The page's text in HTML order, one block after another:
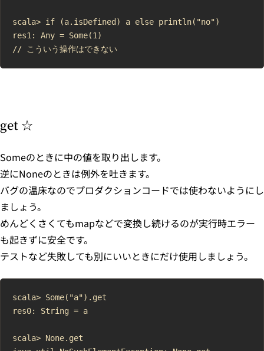
scala> if (a.isDefined) a else println("no")
res1: Any = Some(1)
get ☆
Someのときに中の値を取り出します。
逆にNoneのときは例外を吐きます。
バグの温床なのでプロダクションコードでは使わないようにし
ましょう。
めんどくさくてもmapなどで変換し続けるのが実行時エラー
も起きずに安全です。
テストなど失敗しても別にいいときにだけ使用しましょう。
scala> Some("a").get
res0: String = a
scala> None.get